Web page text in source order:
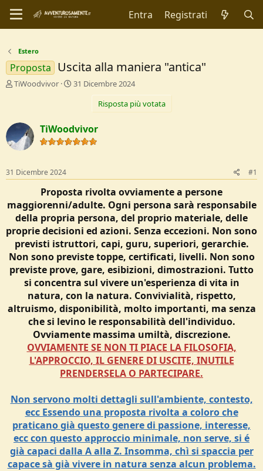
Entra Registrati
Estero
Proposta Uscita alla maniera "antica"
C
t
o
r
D
i
u
s
s
o
n
e
TiWoodvivor
D
d
i
I
z
i
31 Dicembre 2024
Risposta più votata
TiWoodvivor
31 Dicembre 2024 #1
Proposta rivolta ovviamente a persone
maggiorenni/adulte. Ogni persona sarà responsabile
della propria persona, del proprio materiale, delle
proprie decisioni ed azioni. Senza eccezioni. Non sono
previsti istruttori, capi, guru, superiori, gerarchie.
Non sono previste toppe, certificati, livelli. Non sono
previste prove, gare, esibizioni, dimostrazioni. Tutto
si concentra sul vivere un'esperienza di vita in
natura, con la natura. Convivialità, rispetto,
altruismo, disponibilità, molto importanti, ma senza
che si levino le responsabilità dell'individuo.
Ovviamente massima umiltà, discrezione.
OVVIAMENTE SE NON TI PIACE LA FILOSOFIA,
L'APPROCCIO, IL GENERE DI USCITE, INUTILE
PRENDERSELA O PARTECIPARE.
Non servono molti dettagli sull'ambiente, contesto,
ecc Essendo una proposta rivolta a coloro che
praticano già questo generedi passione, interesse,
ecc con questo approccio minimale, non serve, si é
già capaci dalla A alla Z. Insomma, chì si spaccia per
capace sà già vivere in natura senza alcun problema.